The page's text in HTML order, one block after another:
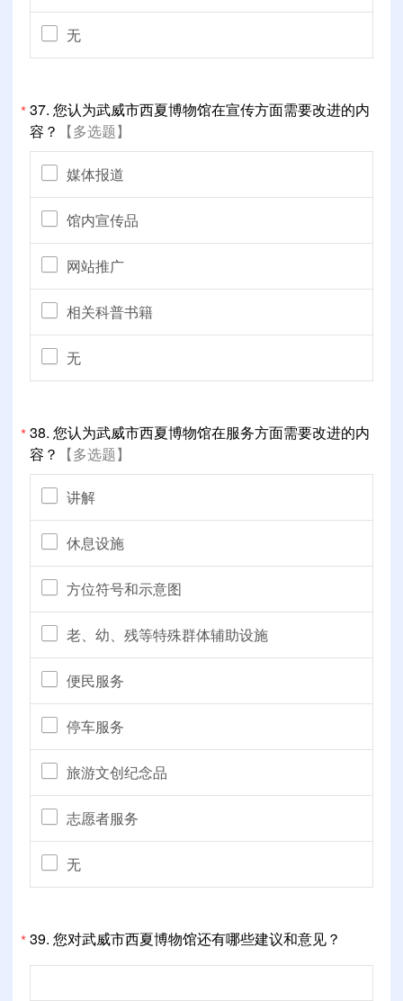
无
*37. 您认为武威市西夏博物馆在宣传方面需要改进的内
容？
【多选题】
媒体报道
馆内宣传品
网站推广
相关科普书籍
无
*38. 您认为武威市西夏博物馆在服务方面需要改进的内
容？
【多选题】
讲解
休息设施
方位符号和示意图
老、幼、残等特殊群体辅助设施
便民服务
停车服务
旅游文创纪念品
志愿者服务
无
*39. 您对武威市西夏博物馆还有哪些建议和意见？